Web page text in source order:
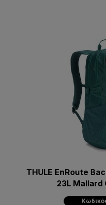
THULE EnRoute
23L Mallard